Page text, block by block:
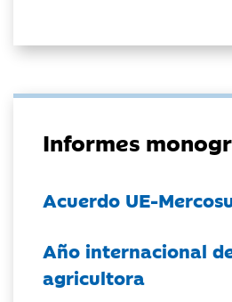
Informes
Acuerdo UE-
Año internacional
agricultora